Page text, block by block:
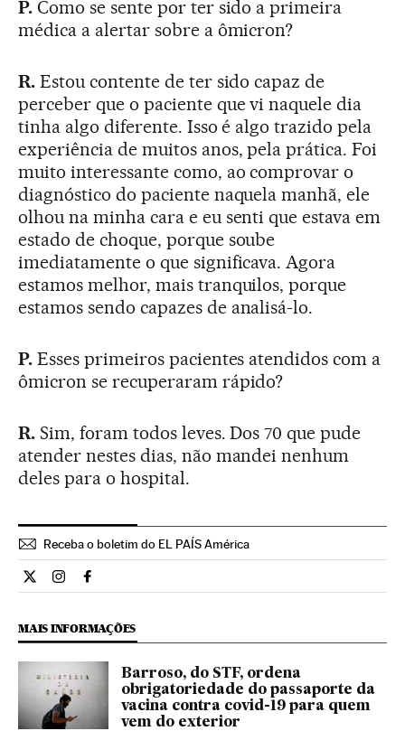
P. Como se sente por ter sido a primeira
médica a alertar sobre a ômicron?
R.Estou contente de ter sido capaz de
perceber que o paciente que vi naquele dia
tinha algo diferente. Isso é algo trazido pela
experiência de muitos anos, pela prática. Foi
muito interessante como, ao comprovar o
diagnóstico do paciente naquela manhã, ele
olhou na minha cara e eu senti que estava em
estado de choque, porque soube
imediatamente o que significava. Agora
estamos melhor, mais tranquilos, porque
estamos sendo capazes de analisá-lo.
P.Esses primeiros pacientes atendidos com a
ômicron se recuperaram rápido?
R.Sim, foram todos leves. Dos 70 que pude
atender nestes dias, não mandei nenhum
deles para o hospital.
Receba o boletim do EL PAÍS América
Ciencia El País Brasil en Twitter
Ciencia El País Brasil en Instagram
Ciencia El País Brasil en Facebook
MAIS INFORMAÇÕES
Barroso, do STF, ordena
obrigatoriedade do passaporte da
vacina contra covid-19 para quem
vem do exterior